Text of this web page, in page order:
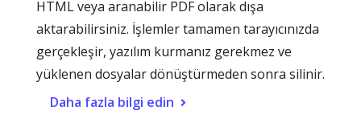
HTML veya aranabilir PDF olarak dışa
aktarabilirsiniz. İşlemler tamamen tarayıcınızda
gerçekleşir, yazılım kurmanız gerekmez ve
yüklenen dosyalar dönüştürmeden sonra silinir.
Daha fazla bilgi edin